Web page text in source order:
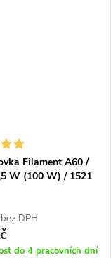
Filament A60 /
W (100 W) / 1521
DPH
do 4 pracovních dní